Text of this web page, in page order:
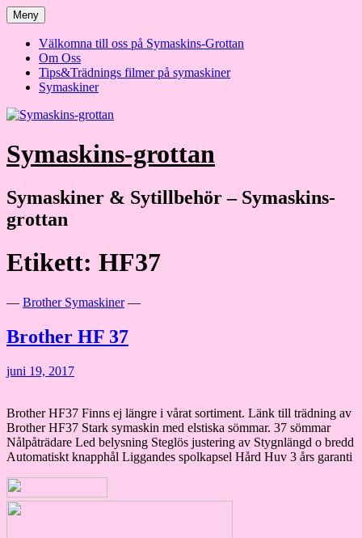
Hoppa
till
innehåll
Meny
Välkomna till oss på Symaskins-Grottan
Om Oss
Tips&Trädnings filmer på symaskiner
Symaskiner
Symaskins-grottan
Symaskiner & Sytillbehör – Symaskins-
grottan
Etikett: HF37
— Brother Symaskiner—
Brother HF 37
juni 19, 2017
Brother HF37 Finns ej längre i vårat sortiment. Länk till trädning av
Brother HF37 Stark symaskin med elstiska sömmar. 37 sömmar
Nålpåträdare Led belysning Steglös justering av Stygnlängd o bredd
Automatiskt knapphål Liggandes spolkapsel Hård Huv 3 års garanti